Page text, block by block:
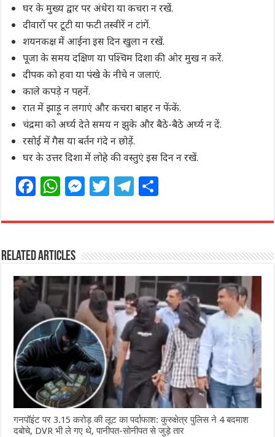
घर के मुख्य द्वार पर अंधेरा या कचरा न रखें.
दीवारों पर टूटी या फटी तस्वीरें न टांगें.
शयनकक्ष में आईना इस दिन खुला न रखें.
पूजा के समय दक्षिण या पश्चिम दिशा की ओर मुख न करें.
दीपक को हवा या पंखे के नीचे न जलाएं.
काले कपड़े न पहनें.
रात में झाड़ू न लगाएं और कचरा बाहर न फेंकें.
चंद्रमा को अर्घ्य देते समय न झुके और बैठे-बैठे अर्घ्य न दें.
रसोई में गैस या बर्तन गंदे न छोड़ें.
घर के उत्तर दिशा में लोहे की वस्तुएं इस दिन न रखें.
F
c
e
b
o
o
k
W
at
s
A
p
p
M
ss
n
g
e
r
T
itt
r
T
e
ra
m
ar
Related Articles
गनपॉइंट पर 3.15 करोड़ की लूट का पर्दाफाश: कुरुक्षेत्र पुलिस ने 4 बदमाश
दबोचे, DVR भी ले गए थे, पानीपत-सोनीपत से जुड़े तार